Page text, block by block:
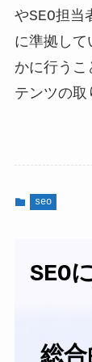
やSEO担当
に準拠して
かに行うこ
テンツの取
seo
SEO
総合